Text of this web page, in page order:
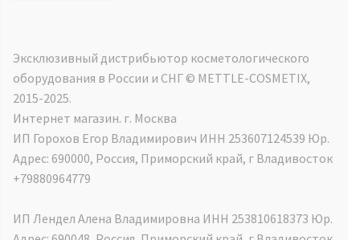
Эксклюзивный дистрибьютор косметологического
оборудования в России и СНГ ©️ METTLE-COSMETIX,
2015-2025.
Интернет магазин. г. Москва
ИП Горохов Егор Владимирович ИНН 253607124539 Юр.
Адрес: 690000, Россия, Приморский край, г Владивосток
+79880964779
ИП Лендел Алена Владимировна ИНН 253810618373 Юр.